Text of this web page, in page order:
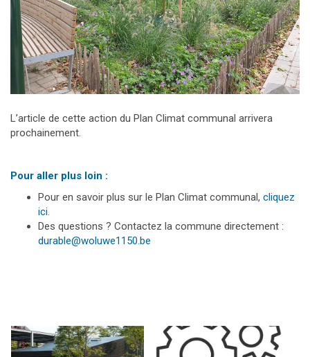
L’article de cette action du Plan Climat communal arrivera
prochainement.
Pour aller plus loin :
Pour en savoir plus sur le Plan Climat communal, cliquez
ici.
Des questions ? Contactez la commune directement :
durable@woluwe1150.be